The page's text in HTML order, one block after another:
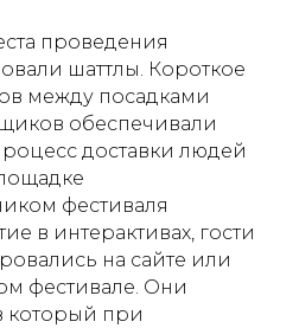
проведения
шаттлы. Короткое
между посадками
обеспечивали
доставки людей
фестиваля
в интерактивах, гости
на сайте или
фестивале. Они
который при